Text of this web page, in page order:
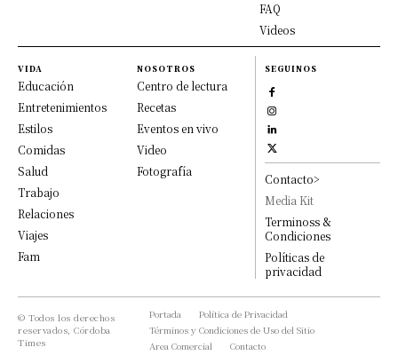
FAQ
Videos
VIDA
Educación
Entretenimientos
Estilos
Comidas
Salud
Trabajo
Relaciones
Viajes
Fam
NOSOTROS
Centro de lectura
Recetas
Eventos en vivo
Video
Fotografía
SEGUINOS
Contacto>
Media Kit
Terminoss &
Condiciones
Políticas de
privacidad
© Todos los derechos
reservados, Córdoba
Times
Portada
Política de Privacidad
Términos y Condiciones de Uso del Sitio
Area Comercial
Contacto